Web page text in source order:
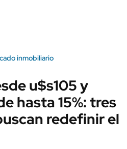
inmobiliario
u$s105 y
hasta 15%: tres
redefinir el